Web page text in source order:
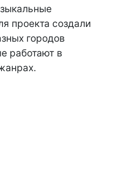
проекта создали
городов
работают в